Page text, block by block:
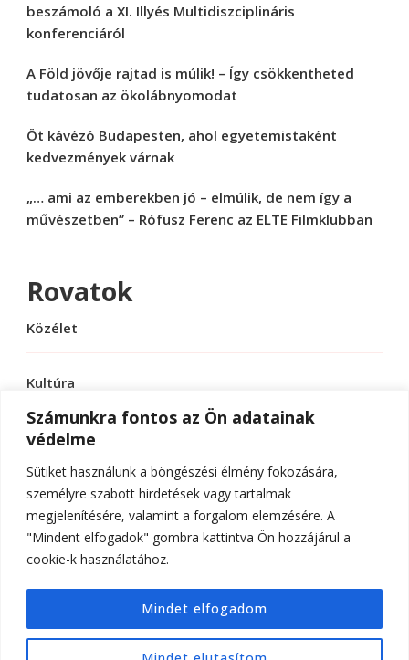
Számunkra fontos az Ön adatainak
védelme
Sütiket használunk a böngészési élmény fokozására,
személyre szabott hirdetések vagy tartalmak
megjelenítésére, valamint a forgalom elemzésére. A
"Mindent elfogadok" gombra kattintva Ön hozzájárul a
cookie-k használatához.
Mindet elfogadom
beszámoló a XI. Illyés Multidiszciplináris
konferenciáról
A Föld jövője rajtad is múlik! – Így csökkentheted
tudatosan az ökolábnyomodat
Öt kávézó Budapesten, ahol egyetemistaként
kedvezmények várnak
„… ami az emberekben jó – elmúlik, de nem így a
művészetben” – Rófusz Ferenc az ELTE Filmklubban
Rovatok
Közélet
Kultúra
Sport
Tudomány
© Szerzői jog 2026ELTE Online
fenntartva.Hello Fashion | FejlesztetteBlossom
Themes.Készítette: WordPress